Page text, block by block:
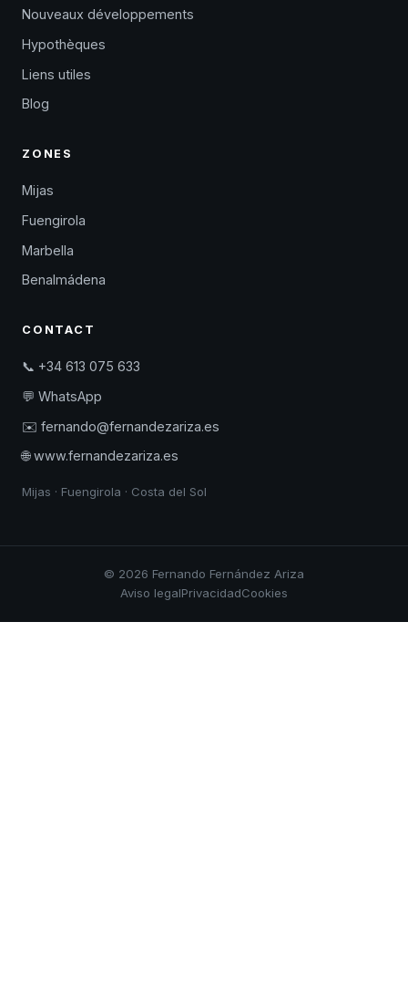
Nouveaux développements
Hypothèques
Liens utiles
Blog
ZONES
Mijas
Fuengirola
Marbella
Benalmádena
CONTACT
📞 +34 613 075 633
💬 WhatsApp
✉️ fernando@fernandezariza.es
🌐 www.fernandezariza.es
Mijas · Fuengirola · Costa del Sol
© 2026 Fernando Fernández Ariza
Aviso legalPrivacidadCookies